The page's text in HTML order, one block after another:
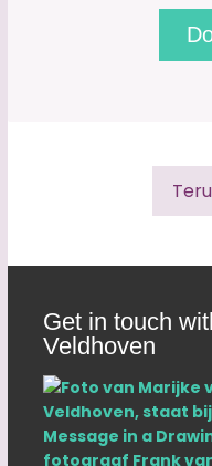
Get in touch
Veldhoven